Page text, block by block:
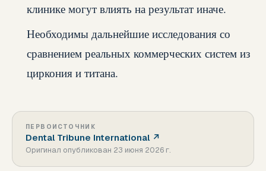
клинике могут влиять на результат иначе.
Необходимы дальнейшие исследования со
сравнением реальных коммерческих систем из
циркония и титана.
ПЕРВОИСТОЧНИК
Dental Tribune International↗
Оригинал опубликован 23 июня 2026 г.